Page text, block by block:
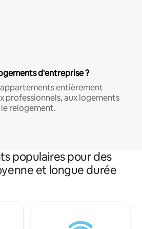
d'entreprise ?
entièrement
professionnels, aux logements
relogement.
populaires pour des
et longue durée